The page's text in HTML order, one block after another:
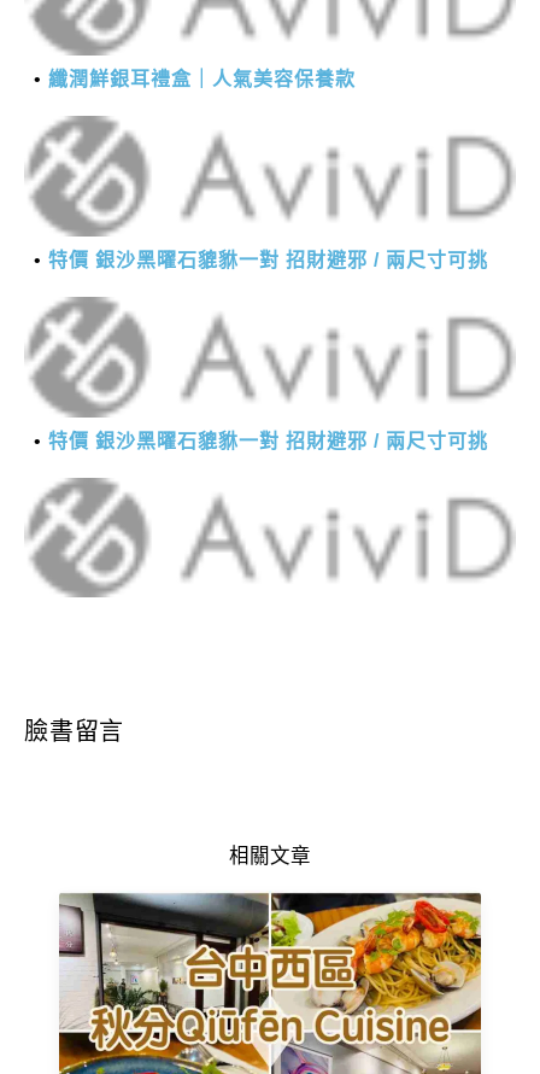
纖潤鮮銀耳禮盒｜人氣美容保養款
特價 銀沙黑曜石貔貅一對 招財避邪 / 兩尺寸可挑
特價 銀沙黑曜石貔貅一對 招財避邪 / 兩尺寸可挑
臉書留言
相關文章